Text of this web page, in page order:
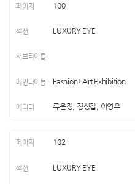
100
LUXURY EYE
Fashion+Art Exhibition
류은정, 정성갑, 이영우
102
LUXURY EYE